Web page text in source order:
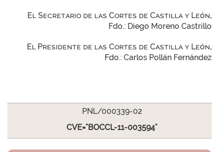
El Secretario de las Cortes de Castilla y León,
Fdo.: Diego Moreno Castrillo
El Presidente de las Cortes de Castilla y León,
Fdo.: Carlos Pollán Fernández
PNL/000339-02
CVE="BOCCL-11-003594"